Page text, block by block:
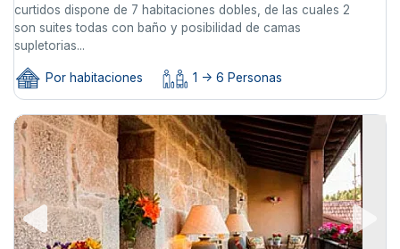
curtidos dispone de 7 habitaciones dobles, de las cuales 2
son suites todas con baño y posibilidad de camas
supletorias...
Por habitaciones 1 -> 6 Personas